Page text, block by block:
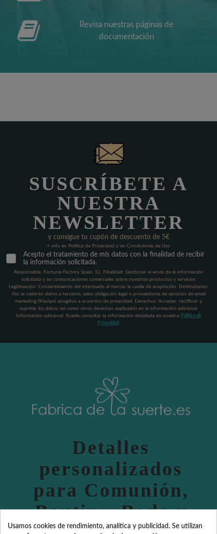
Revisa nuestras páginas de
documentación
SUSCRÍBETE A
NUESTRA
NEWSLETTER
y consigue tu cupón de descuento de 5€
+ info en Política de Privacidad o en Condiciones de Uso
Acepto el tratamiento de mis datos con la finalidad de recibir
la información solicitada.
Responsable: Fortune Factory Spain, S.L. Finalidad: Gestionar el envío de la información
solicitada y las comunicaciones comerciales sobre nuestros productos y servicios.
Legitimación: Consentimiento del interesado al marcar la casilla de aceptación. Destinatarios:
No se cederán datos a terceros, salvo obligación legal o proveedores de servicios de email
marketing (Klaviyo) acogidos a acuerdos de privacidad. Derechos: Acceder, rectificar y
suprimir los datos, así como otros derechos explicados en la información adicional.
Información adicional: Puede consultar la información detallada en nuestra Política de
Privacidad
Detalles
personalizados
para Comunión,
Bautizo, Boda y
Usamos cookies de rendimiento, analítica y publicidad. Se utilizan